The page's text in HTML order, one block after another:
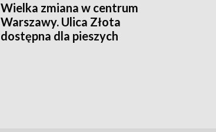
Wielka zmiana w centrum
Warszawy. Ulica Złota
dostępna dla pieszych